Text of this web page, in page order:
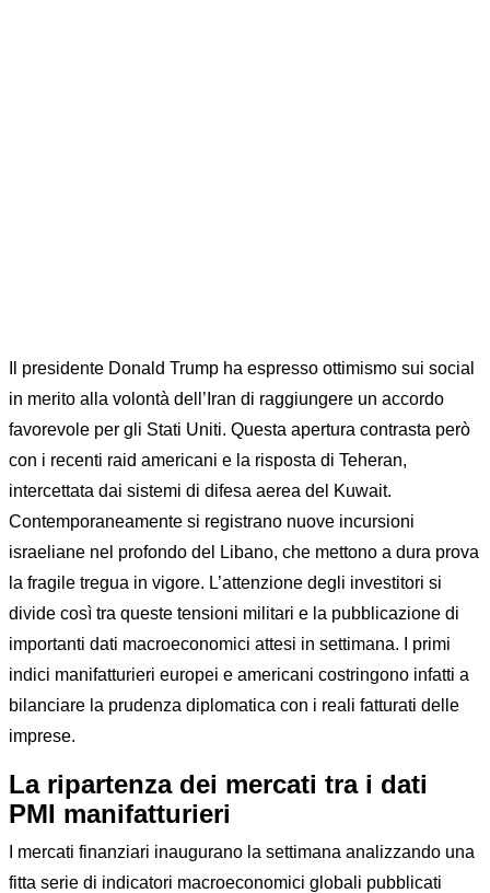
Il presidente Donald Trump ha espresso ottimismo sui social
in merito alla volontà dell’Iran di raggiungere un accordo
favorevole per gli Stati Uniti. Questa apertura contrasta però
con i recenti raid americani e la risposta di Teheran,
intercettata dai sistemi di difesa aerea del Kuwait.
Contemporaneamente si registrano nuove incursioni
israeliane nel profondo del Libano, che mettono a dura prova
la fragile tregua in vigore. L’attenzione degli investitori si
divide così tra queste tensioni militari e la pubblicazione di
importanti dati macroeconomici attesi in settimana. I primi
indici manifatturieri europei e americani costringono infatti a
bilanciare la prudenza diplomatica con i reali fatturati delle
imprese.
La ripartenza dei mercati tra i dati
PMI manifatturieri
I mercati finanziari inaugurano la settimana analizzando una
fitta serie di indicatori macroeconomici globali pubblicati